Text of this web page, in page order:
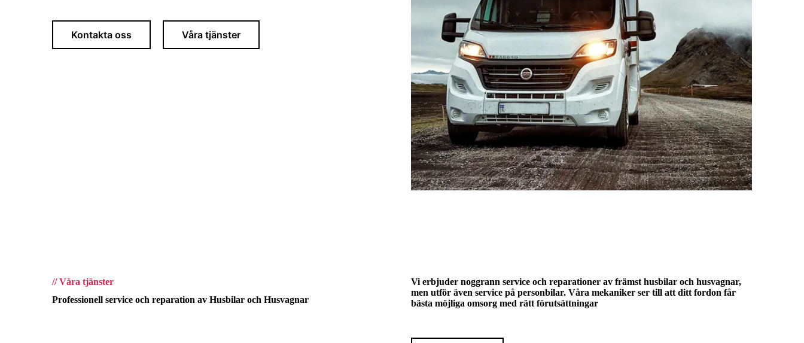
Kontakta oss Våra tjänster
// Våra tjänster
Professionell service och reparation av Husbilar och Husvagnar
Vi erbjuder noggrann service och reparationer av främst husbilar och husvagnar,
men utför även service på personbilar. Våra mekaniker ser till att ditt fordon får
bästa möjliga omsorg med rätt förutsättningar